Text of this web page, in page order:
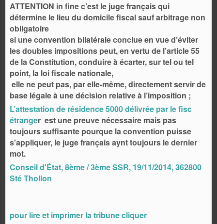
ATTENTION in fine c’est le juge français qui
détermine le lieu du domicile fiscal sauf arbitrage non
obligatoire
si une convention bilatérale conclue en vue d’éviter
les doubles impositions peut, en vertu de l’article 55
de la Constitution, conduire à écarter, sur tel ou tel
point, la loi fiscale nationale,
elle ne peut pas, par elle-même, directement servir de
base légale à une décision relative à l’imposition ;
L’attestation de résidence 5000 délivrée par le fisc
étranger est une preuve nécessaire mais pas
toujours suffisante pourque la convention puisse
s'appliquer, le juge français aynt toujours le dernier
mot.
Conseil d'État, 8ème / 3ème SSR, 19/11/2014, 362800
Sté Thollon
pour lire et imprimer la tribune cliquer